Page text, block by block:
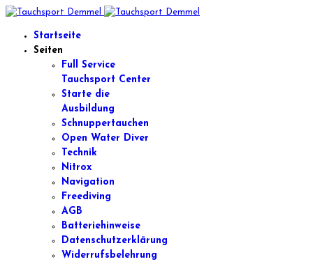
Startseite
Seiten
Full Service
Tauchsport Center
Starte die
Ausbildung
Schnuppertauchen
Open Water Diver
Technik
Nitrox
Navigation
Freediving
AGB
Batteriehinweise
Datenschutzerklärung
Widerrufsbelehrung